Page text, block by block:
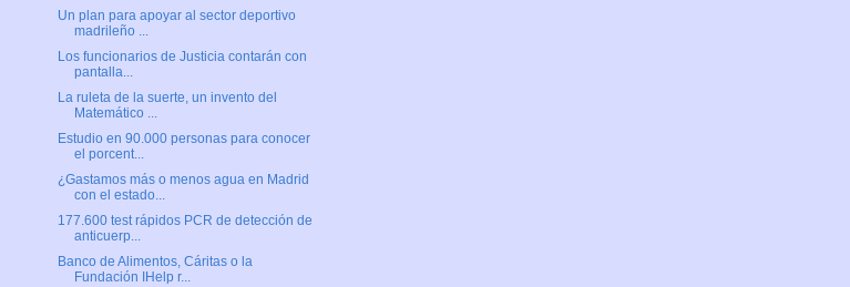
Un plan para apoyar al sector deportivo
madrileño ...
Los funcionarios de Justicia contarán con
pantalla...
La ruleta de la suerte, un invento del
Matemático ...
Estudio en 90.000 personas para conocer
el porcent...
¿Gastamos más o menos agua en Madrid
con el estado...
177.600 test rápidos PCR de detección de
anticuerp...
Banco de Alimentos, Cáritas o la
Fundación IHelp r...